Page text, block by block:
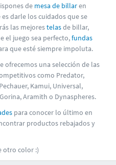
de mesa de billaren
darle los cuidados que se
las mejorestelasde billar,
el juego sea perfecto,fundas
que esté siempre impoluta.
ofrecemos una selección de las
como Predator,
Kamui, Universal,
Aramith o Dynaspheres.
para conocer lo último en
productos rebajados y
otro color :)